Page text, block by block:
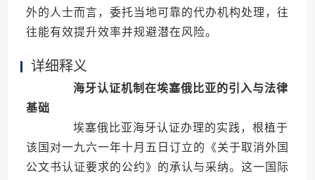
外的人士而言，委托当地可靠的代办机构处理，往
往能有效提升效率并规避潜在风险。
详细释义
海牙认证机制在埃塞俄比亚的引入与法律
基础
埃塞俄比亚海牙认证办理的实践，根植于
该国对一九六一年十月五日订立的《关于取消外国
公文书认证要求的公约》的承认与采纳。这一国际